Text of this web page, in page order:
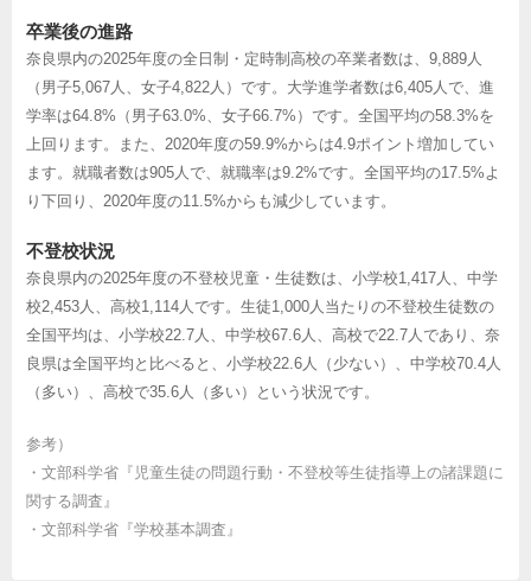
卒業後の進路
奈良県内の2025年度の全日制・定時制高校の卒業者数は、9,889人
（男子5,067人、女子4,822人）です。大学進学者数は6,405人で、進
学率は64.8%（男子63.0%、女子66.7%）です。全国平均の58.3%を
上回ります。また、2020年度の59.9%からは4.9ポイント増加してい
ます。就職者数は905人で、就職率は9.2%です。全国平均の17.5%よ
り下回り、2020年度の11.5%からも減少しています。
不登校状況
奈良県内の2025年度の不登校児童・生徒数は、小学校1,417人、中学
校2,453人、高校1,114人です。生徒1,000人当たりの不登校生徒数の
全国平均は、小学校22.7人、中学校67.6人、高校で22.7人であり、奈
良県は全国平均と比べると、小学校22.6人（少ない）、中学校70.4人
（多い）、高校で35.6人（多い）という状況です。
参考）
・ 文部科学省『児童生徒の問題行動・不登校等生徒指導上の諸課題に
関する調査』
・ 文部科学省『学校基本調査』